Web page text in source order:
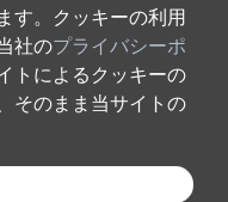
す。クッキーの利用
社のプライバシーポ
トによるクッキーの
そのまま当サイトの
関投資家等特例業務に関する
覧について
Management, Inc. 2026 All Rights